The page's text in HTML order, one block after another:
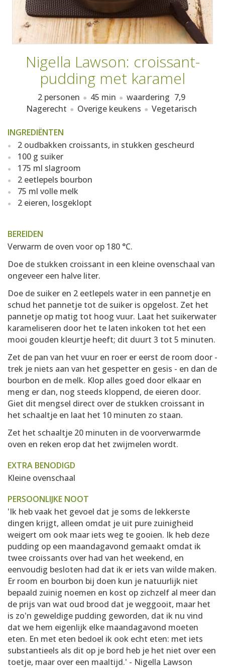
Nigella Lawson: croissant-
pudding met karamel
2 personen 45 min waardering 7,9
Nagerecht
Overige keukens Vegetarisch
INGREDIËNTEN
2 oudbakken croissants, in stukken gescheurd
100 g suiker
175 ml slagroom
2 eetlepels bourbon
75 ml volle melk
2 eieren, losgeklopt
BEREIDEN
Verwarm de oven voor op 180 °C.
Doe de stukken croissant in een kleine ovenschaal van
ongeveer een halve liter.
Doe de suiker en 2 eetlepels water in een pannetje en
schud het pannetje tot de suiker is opgelost. Zet het
pannetje op matig tot hoog vuur. Laat het suikerwater
karameliseren door het te laten inkoken tot het een
mooi gouden kleurtje heeft; dit duurt 3 tot 5 minuten.
Zet de pan van het vuur en roer er eerst de room door -
trek je niets aan van het gespetter en gesis - en dan de
bourbon en de melk. Klop alles goed door elkaar en
meng er dan, nog steeds kloppend, de eieren door.
Giet dit mengsel direct over de stukken croissant in
het schaaltje en laat het 10 minuten zo staan.
Zet het schaaltje 20 minuten in de voorverwarmde
oven en reken erop dat het zwijmelen wordt.
EXTRA BENODIGD
Kleine ovenschaal
PERSOONLIJKE NOOT
'Ik heb vaak het gevoel dat je soms de lekkerste
dingen krijgt, alleen omdat je uit pure zuinigheid
weigert om ook maar iets weg te gooien. Ik heb deze
pudding op een maandagavond gemaakt omdat ik
twee croissants over had van het weekend, en
eenvoudig besloten had dat ik er iets van wilde maken.
Er room en bourbon bij doen kun je natuurlijk niet
bepaald zuinig noemen en kost op zichzelf al meer dan
de prijs van wat oud brood dat je weggooit, maar het
is zo'n geweldige pudding geworden, dat ik nu vind
dat we hem eigenlijk elke maandagavond moeten
eten. En met eten bedoel ik ook echt eten: met iets
substantieels als dit op je bord heb je het niet over een
toetje, maar over een maaltijd.' - Nigella Lawson